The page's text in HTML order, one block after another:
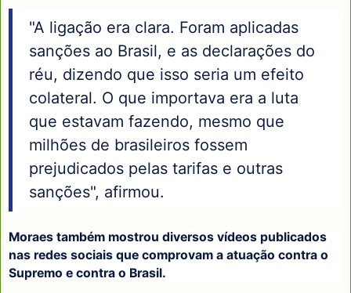
"A ligação era clara. Foram aplicadas
sanções ao Brasil, e as declarações do
réu, dizendo que isso seria um efeito
colateral. O que importava era a luta
que estavam fazendo, mesmo que
milhões de brasileiros fossem
prejudicados pelas tarifas e outras
sanções", afirmou.
Moraes também mostrou diversos vídeos publicados
nas redes sociais que comprovam a atuação contra o
Supremo e contra o Brasil.